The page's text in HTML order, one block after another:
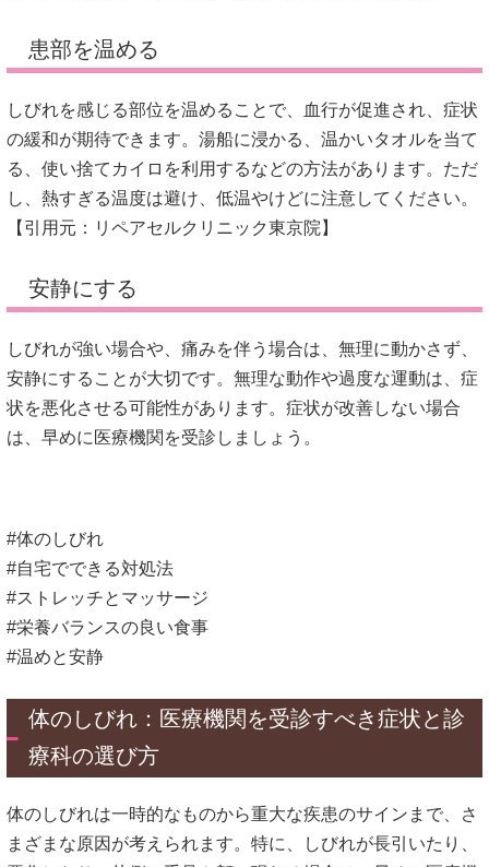
患部を温める
しびれを感じる部位を温めることで、血行が促進され、症状
の緩和が期待できます。 湯船に浸かる、温かいタオルを当て
る、使い捨てカイロを利用するなどの方法があります。 ただ
し、熱すぎる温度は避け、低温やけどに注意してください。
【引用元： リペアセルクリニック東京院】
安静にする
しびれが強い場合や、痛みを伴う場合は、無理に動かさず、
安静にすることが大切です。 無理な動作や過度な運動は、症
状を悪化させる可能性があります。 症状が改善しない場合
は、早めに医療機関を受診しましょう。
#体のしびれ
#自宅でできる対処法
#ストレッチとマッサージ
#栄養バランスの良い食事
#温めと安静
体のしびれ：医療機関を受診すべき症状と診
療科の選び方
体のしびれは一時的なものから重大な疾患のサインまで、さ
まざまな原因が考えられます。 特に、しびれが長引いたり、